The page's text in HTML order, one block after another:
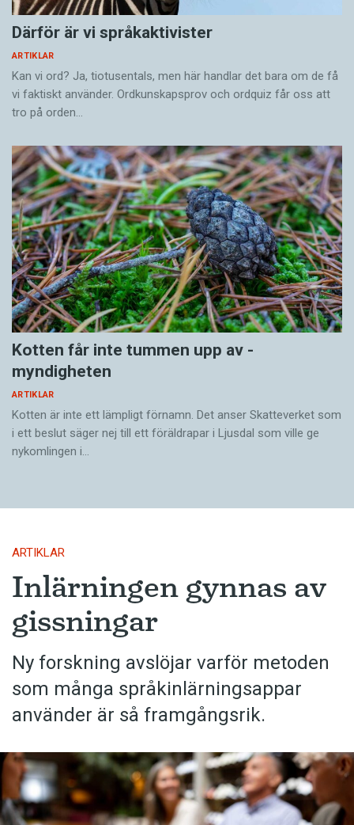
Därför är vi språkaktivister
ARTIKLAR
Kan vi ord? Ja, tiotusentals, men här handlar det bara om de få
vi faktiskt använder. Ordkunskapsprov och ordquiz får oss att
tro på orden…
Kotten får inte tummen upp av ­
myndigheten
ARTIKLAR
Kotten är inte ett lämpligt förnamn. Det anser Skatte­verket som
i ett beslut säger nej till ett föräldra­par i Ljusdal som ville ge
nykomlingen i…
ARTIKLAR
Inlärningen gynnas av
gissningar
Ny forskning avslöjar varför metoden
som många språkinlärningsappar
använder är så framgångsrik.